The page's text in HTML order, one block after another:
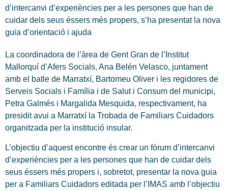
d’intercanvi d’experiències per a les persones que han de
cuidar dels seus éssers més propers, s’ha presentat la nova
guia d’orientació i ajuda
La coordinadora de l’àrea de Gent Gran de l’Institut
Mallorquí d’Afers Socials, Ana Belén Velasco, juntament
amb el batle de Marratxí, Bartomeu Oliver i les regidores de
Serveis Socials i Família i de Salut i Consum del municipi,
Petra Galmés i Margalida Mesquida, respectivament, ha
presidit avui a Marratxí la Trobada de Familiars Cuidadors
organitzada per la institució insular.
L’objectiu d’aquest encontre és crear un fòrum d’intercanvi
d’experiències per a les persones que han de cuidar dels
seus éssers més propers i, sobretot, presentar la nova guia
per a Familiars Cuidadors editada per l’IMAS amb l’objectiu